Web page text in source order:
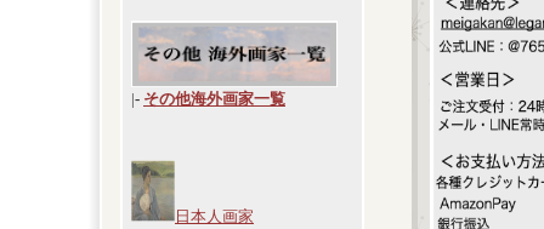
|- その他海外画家一覧
日本人画家